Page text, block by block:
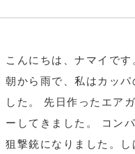
こんにちは、ナマイで
朝から雨で、私はカッパ
した。 先日作ったエア
ーしてきました。 コン
狙撃銃になりました。し